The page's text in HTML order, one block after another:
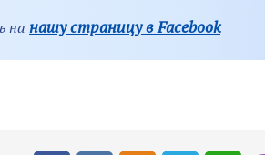
на нашу страницу в Facebook